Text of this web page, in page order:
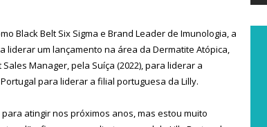
Black Belt Six Sigma e Brand Leader de Imunologia, a
um lançamento na área da Dermatite Atópica,
Manager, pela Suíça (2022), para liderar a
para liderar a filial portuguesa da Lilly.
atingir nos próximos anos, mas estou muito